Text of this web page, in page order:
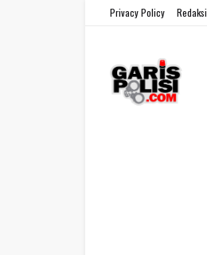
Privacy Policy Redaksi